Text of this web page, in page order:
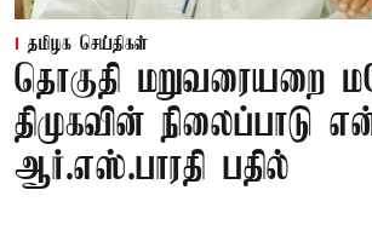
தமிழக செய்திகள்
தொகுதி மறுவரையறை
திமுகவின் நிலைப்பாடு
ஆர்.எஸ்.பாரதி பதில்